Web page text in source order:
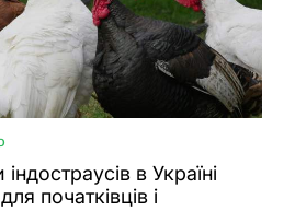
в Україні
початківців і